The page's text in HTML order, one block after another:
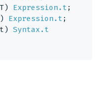
) Expression.t ;
Expression.t ;
Syntax.t